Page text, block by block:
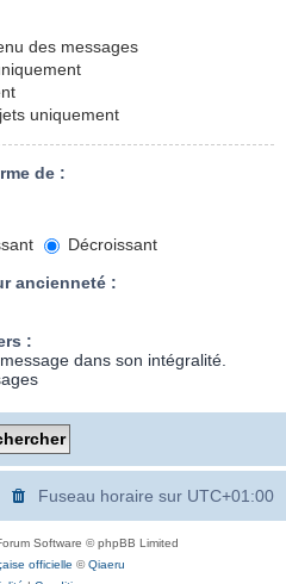
des messages
uniquement
de :
Décroissant
ancienneté :
:
dans son intégralité.
Fuseau horaire sur UTC+01:00
Software © phpBB Limited
officielle ©Qiaeru